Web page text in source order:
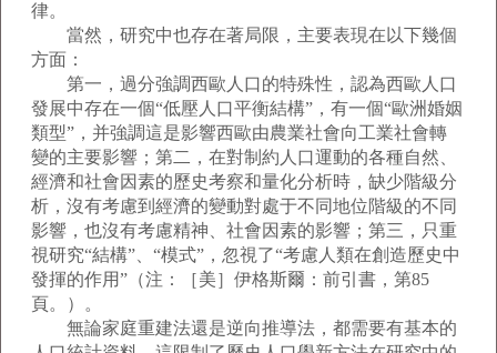
律。
當然，研究中也存在著局限，主要表現在以下幾個
方面：
第一，過分強調西歐人口的特殊性，認為西歐人口
發展中存在一個“低壓人口平衡結構”，有一個“歐洲婚姻
類型”，并強調這是影響西歐由農業社會向工業社會轉
變的主要影響；第二，在對制約人口運動的各種自然、
經濟和社會因素的歷史考察和量化分析時，缺少階級分
析，沒有考慮到經濟的變動對處于不同地位階級的不同
影響，也沒有考慮精神、社會因素的影響；第三，只重
視研究“結構”、“模式”，忽視了“考慮人類在創造歷史中
發揮的作用”（注：［美］伊格斯爾：前引書，第85
頁。）。
無論家庭重建法還是逆向推導法，都需要有基本的